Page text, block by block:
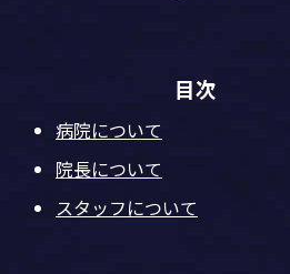
目次
病院について
院長について
スタッフについて